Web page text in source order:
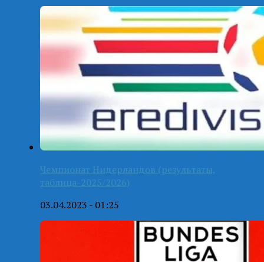
Чемпионат Нидерландов (результаты,
таблица-2025/2026)
03.04.2023 - 01:25